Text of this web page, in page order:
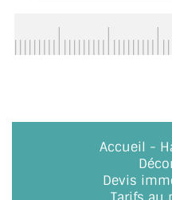
DÉCONNEXION
Accueil -
Devis